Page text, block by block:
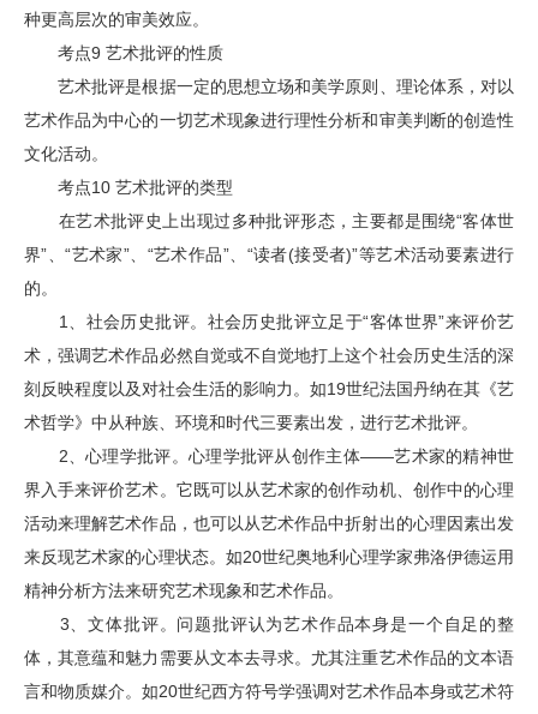
种更高层次的审美效应。
考点9 艺术批评的性质
艺术批评是根据一定的思想立场和美学原则、理论体系，对以
艺术作品为中心的一切艺术现象进行理性分析和审美判断的创造性
文化活动。
考点10 艺术批评的类型
在艺术批评史上出现过多种批评形态，主要都是围绕“客体世
界”、“艺术家”、“艺术作品”、“读者(接受者)”等艺术活动要素进行
的。
1、社会历史批评。社会历史批评立足于“客体世界”来评价艺
术，强调艺术作品必然自觉或不自觉地打上这个社会历史生活的深
刻反映程度以及对社会生活的影响力。如19世纪法国丹纳在其《艺
术哲学》中从种族、环境和时代三要素出发，进行艺术批评。
2、心理学批评。心理学批评从创作主体——艺术家的精神世
界入手来评价艺术。它既可以从艺术家的创作动机、创作中的心理
活动来理解艺术作品，也可以从艺术作品中折射出的心理因素出发
来反现艺术家的心理状态。如20世纪奥地利心理学家弗洛伊德运用
精神分析方法来研究艺术现象和艺术作品。
3、文体批评。问题批评认为艺术作品本身是一个自足的整
体，其意蕴和魅力需要从文本去寻求。尤其注重艺术作品的文本语
言和物质媒介。如20世纪西方符号学强调对艺术作品本身或艺术符